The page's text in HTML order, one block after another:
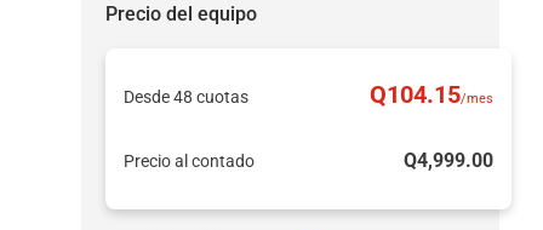
Precio del equipo
Desde 48 cuotas Q104.15/mes
Precio al contado Q4,999.00